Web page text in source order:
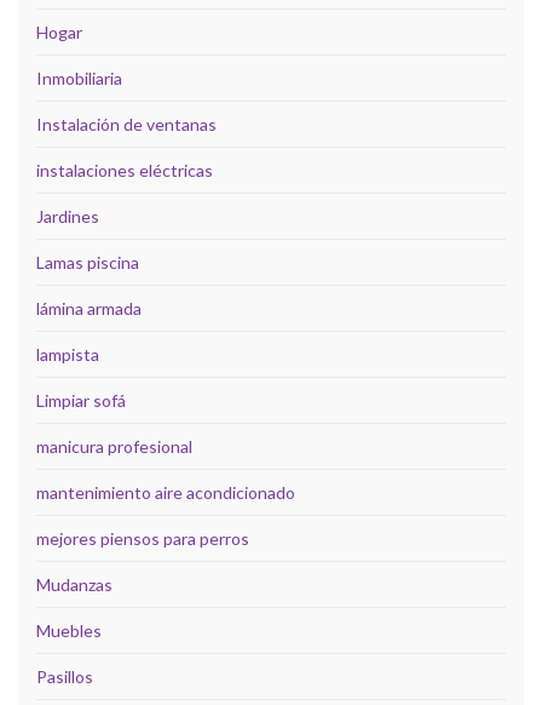
Hogar
Inmobiliaria
Instalación de ventanas
instalaciones eléctricas
Jardines
Lamas piscina
lámina armada
lampista
Limpiar sofá
manicura profesional
mantenimiento aire acondicionado
mejores piensos para perros
Mudanzas
Muebles
Pasillos